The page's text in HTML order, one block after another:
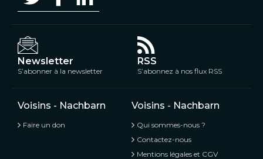
Newsletter
S’abonner à la newsletter
RSS
S’abonnez à nos flux RSS
Voisins - Nachbarn
Faire un don
Voisins - Nachbarn
Qui sommes-nous ?
Contactez-nous
Mentions légales et CGV